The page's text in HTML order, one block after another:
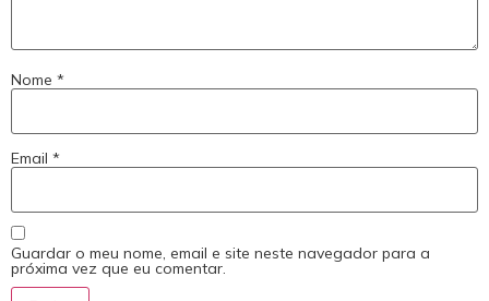
Nome *
Email *
Guardar o meu nome, email e site neste navegador para a
próxima vez que eu comentar.